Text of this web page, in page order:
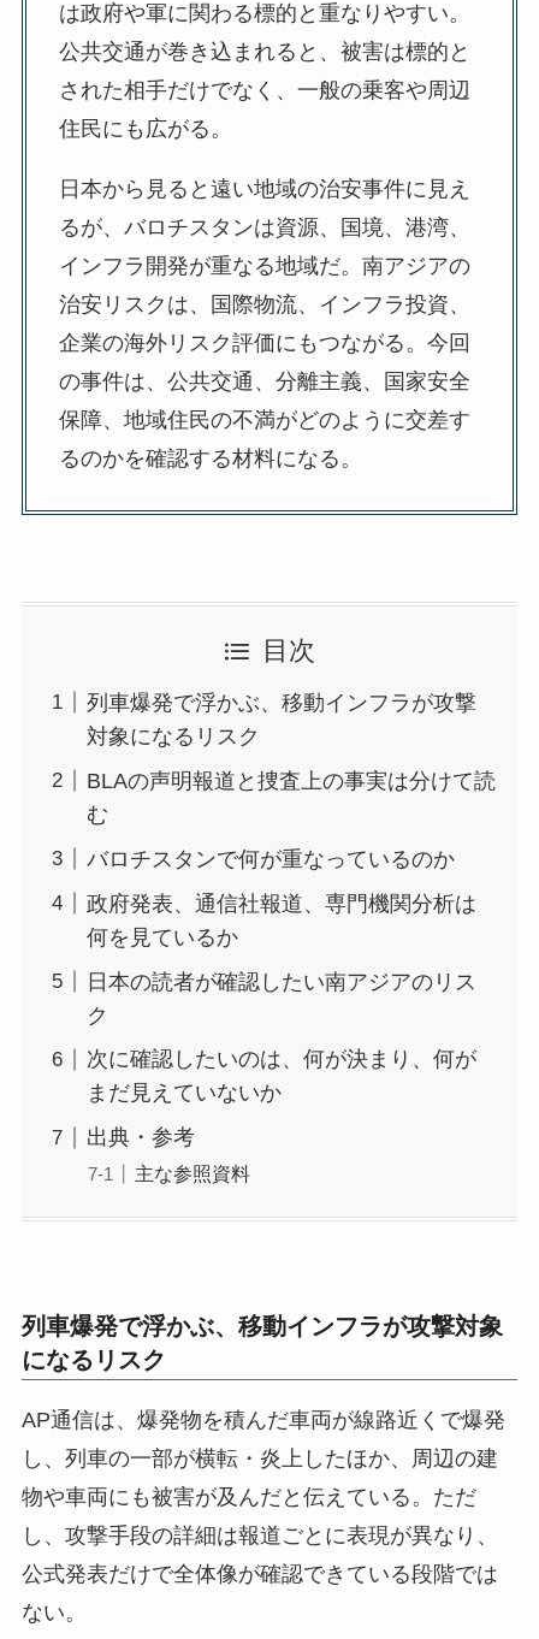
は政府や軍に関わる標的と重なりやすい。
公共交通が巻き込まれると、被害は標的と
された相手だけでなく、一般の乗客や周辺
住民にも広がる。
日本から見ると遠い地域の治安事件に見え
るが、バロチスタンは資源、国境、港湾、
インフラ開発が重なる地域だ。南アジアの
治安リスクは、国際物流、インフラ投資、
企業の海外リスク評価にもつながる。今回
の事件は、公共交通、分離主義、国家安全
保障、地域住民の不満がどのように交差す
るのかを確認する材料になる。
目次
列車爆発で浮かぶ、移動インフラが攻撃
対象になるリスク
BLAの声明報道と捜査上の事実は分けて読
む
バロチスタンで何が重なっているのか
政府発表、通信社報道、専門機関分析は
何を見ているか
日本の読者が確認したい南アジアのリス
ク
次に確認したいのは、何が決まり、何が
まだ見えていないか
出典・参考
主な参照資料
列車爆発で浮かぶ、移動インフラが攻撃対象
になるリスク
AP通信は、爆発物を積んだ車両が線路近くで爆発
し、列車の一部が横転・炎上したほか、周辺の建
物や車両にも被害が及んだと伝えている。ただ
し、攻撃手段の詳細は報道ごとに表現が異なり、
公式発表だけで全体像が確認できている段階では
ない。